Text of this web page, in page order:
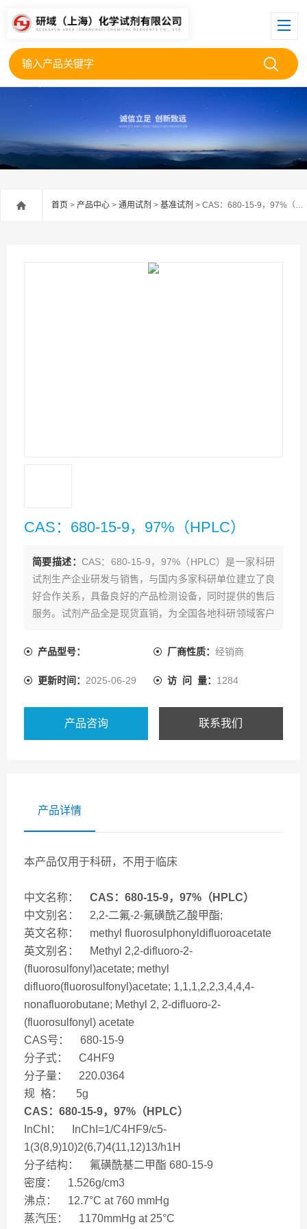
首页 > 产品中心 > 通用试剂 > 基准试剂 > CAS：680-15-9，97%（HPLC）
CAS：680-15-9，97%（HPLC）
简要描述：CAS：680-15-9，97%（HPLC）是一家科研
试剂生产企业研发与销售，与国内多家科研单位建立了良
好合作关系，具备良好的产品检测设备，同时提供的售后
服务。试剂产品全是现货直销，为全国各地科研领域客户
产品型号：
厂商性质： 经销商
更新时间： 2025-06-29 访 问 量： 1284
产品咨询 联系我们
产品详情
本产品仅用于科研，不用于临床
中文名称： CAS：680-15-9，97%（HPLC）
中文别名： 2,2-二氟-2-氟磺酰乙酸甲酯;
英文名称： methyl fluorosulphonyldifluoroacetate
英文别名： Methyl 2,2-difluoro-2-
(fluorosulfonyl)acetate; methyl
difluoro(fluorosulfonyl)acetate; 1,1,1,2,2,3,4,4,4-
nonafluorobutane; Methyl 2, 2-difluoro-2-
(fluorosulfonyl) acetate
CAS号： 680-15-9
分子式： C4HF9
分子量： 220.0364
规 格： 5g
CAS：680-15-9，97%（HPLC）
InChI： InChI=1/C4HF9/c5-
1(3(8,9)10)2(6,7)4(11,12)13/h1H
分子结构： 氟磺酰基二甲酯 680-15-9
密度： 1.526g/cm3
沸点： 12.7°C at 760 mmHg
蒸汽压： 1170mmHg at 25°C